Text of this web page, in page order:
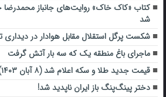
کتاب «کاک خاک» روایت‌های جانباز محمدرضا
شد
شکست پرگل استقلال مقابل هوادار در دیداری
ماجرای باغ منطقه یک که سه بار آتش گرفت
قیمت جدید طلا و سکه اعلام شد (۸ آبان ۱۴۰۳)
دختر پینگ‌پنگ باز ایران ناپدید شد!